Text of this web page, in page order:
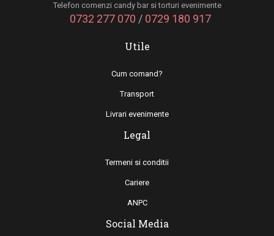
Telefon comenzi candy bar si torturi evenimente
0732 277 070 / 0729 180 917
Utile
Cum comand?
Transport
Livrari evenimente
Legal
Termeni si conditii
Cariere
ANPC
Social Media